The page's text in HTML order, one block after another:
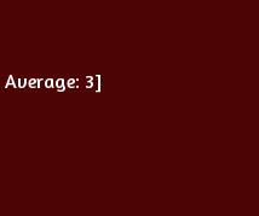
Average: 3]